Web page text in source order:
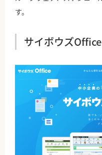
す。
サイボウズOffice